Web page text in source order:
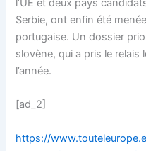
l’UE et deux pays
Serbie, ont enfin été
portugaise. Un dossier
slovène, qui a pris le relais
l’année.
[ad_2]
https://